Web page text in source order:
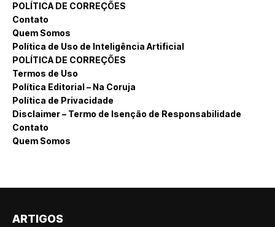
POLÍTICA DE CORREÇÕES
Contato
Quem Somos
Política de Uso de Inteligência Artificial
POLÍTICA DE CORREÇÕES
Termos de Uso
Política Editorial – Na Coruja
Política de Privacidade
Disclaimer – Termo de Isenção de Responsabilidade
Contato
Quem Somos
ARTIGOS